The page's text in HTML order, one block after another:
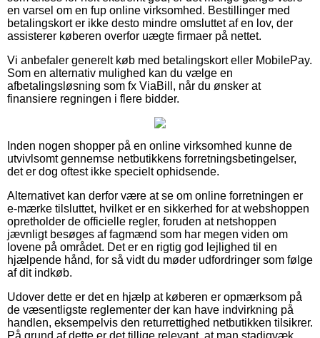
en varsel om en fup online virksomhed. Bestillinger med
betalingskort er ikke desto mindre omsluttet af en lov, der
assisterer køberen overfor uægte firmaer på nettet.
Vi anbefaler generelt køb med betalingskort eller MobilePay.
Som en alternativ mulighed kan du vælge en
afbetalingsløsning som fx ViaBill, når du ønsker at
finansiere regningen i flere bidder.
Inden nogen shopper på en online virksomhed kunne de
utvivlsomt gennemse netbutikkens forretningsbetingelser,
det er dog oftest ikke specielt ophidsende.
Alternativet kan derfor være at se om online forretningen er
e-mærke tilsluttet, hvilket er en sikkerhed for at webshoppen
opretholder de officielle regler, foruden at netshoppen
jævnligt besøges af fagmænd som har megen viden om
lovene på området. Det er en rigtig god lejlighed til en
hjælpende hånd, for så vidt du møder udfordringer som følge
af dit indkøb.
Udover dette er det en hjælp at køberen er opmærksom på
de væsentligste reglementer der kan have indvirkning på
handlen, eksempelvis den returrettighed netbutikken tilsikrer.
På grund af dette er det tillige relevant, at man stadigvæk